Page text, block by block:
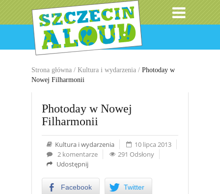
Strona główna / Kultura i wydarzenia / Photoday w
Nowej Filharmonii
Photoday w Nowej
Filharmonii
Kultura i wydarzenia
10 lipca 2013
2 komentarze
291 Odsłony
Udostępnij
Facebook Twitter